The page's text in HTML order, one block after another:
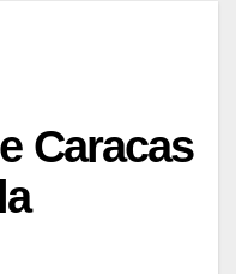
Caracas